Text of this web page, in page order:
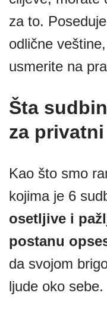
za to.
odlične
usmerite na
Šta
za
Kao što smo
kojima je 6
osetljive i
postanu
da svojom
ljude oko sebe.